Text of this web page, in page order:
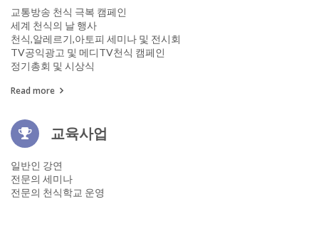
교통방송 천식 극복 캠페인
세계 천식의 날 행사
천식,알레르기,아토피 세미나 및 전시회
TV공익광고 및 메디TV천식 캠페인
정기총회 및 시상식
Read more
교육사업
일반인 강연
전문의 세미나
전문의 천식학교 운영